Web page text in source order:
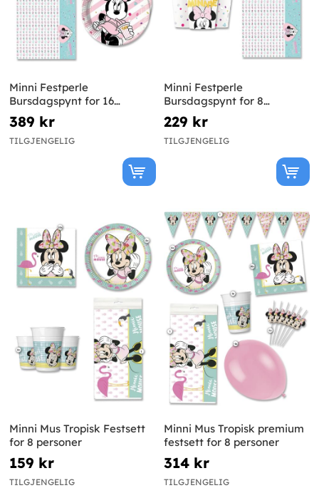
Minni Festperle
Bursdagspynt for 16
Personer
389 kr
TILGJENGELIG
Minni Festperle
Bursdagspynt for 8
Personer
229 kr
TILGJENGELIG
Minni Mus Tropisk Festsett
for 8 personer
159 kr
TILGJENGELIG
Minni Mus Tropisk premium
festsett for 8 personer
314 kr
TILGJENGELIG